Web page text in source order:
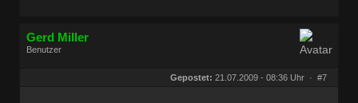
Gerd Miller
Benutzer
Gepostet: 21.07.2009 - 08:36 Uhr · #7